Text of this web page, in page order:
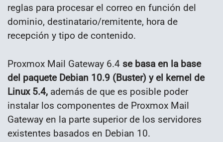
reglas para procesar el correo en función del
dominio, destinatario/remitente, hora de
recepción y tipo de contenido.
Proxmox Mail Gateway 6.4 se basa en la base
del paquete Debian 10.9 (Buster) y el kernel de
Linux 5.4, además de que es posible poder
instalar los componentes de Proxmox Mail
Gateway en la parte superior de los servidores
existentes basados ​​en Debian 10.